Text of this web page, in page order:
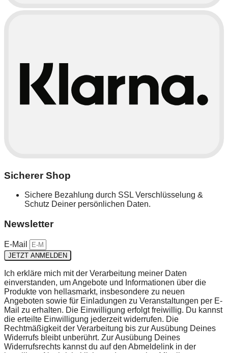
Sicherer Shop
Sichere Bezahlung durch SSL Verschlüsselung &
Schutz Deiner persönlichen Daten.
Newsletter
E-Mail
JETZT ANMELDEN
Ich erkläre mich mit der Verarbeitung meiner Daten
einverstanden, um Angebote und Informationen über die
Produkte von hellasmarkt, insbesondere zu neuen
Angeboten sowie für Einladungen zu Veranstaltungen per E-
Mail zu erhalten. Die Einwilligung erfolgt freiwillig. Du kannst
die erteilte Einwilligung jederzeit widerrufen. Die
Rechtmäßigkeit der Verarbeitung bis zur Ausübung Deines
Widerrufs bleibt unberührt. Zur Ausübung Deines
Widerrufsrechts kannst du auf den Abmeldelink in der